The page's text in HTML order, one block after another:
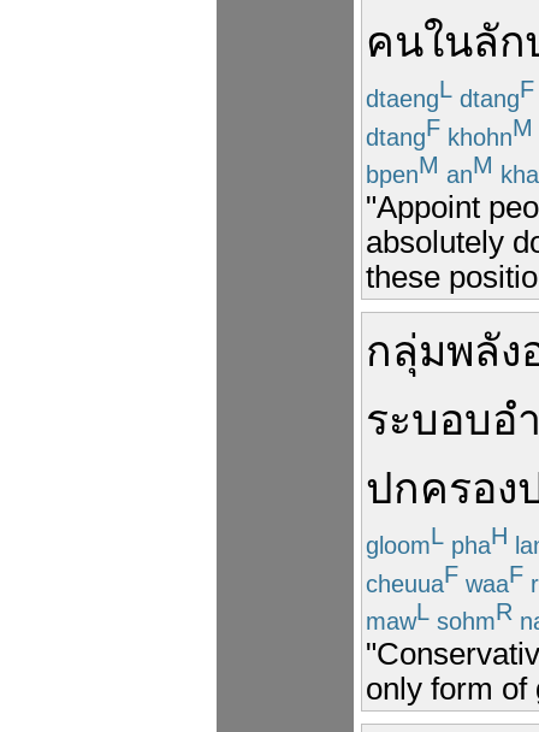
คนในลั
dtaengL dtangF
dtangF khohnM
bpenM anM
"Appoint
absolutely
these
กลุ่มพลัง
ระบอบอ
ปกครอง
gloomL phaH
cheuuaF waaF
mawL sohmR
only form of